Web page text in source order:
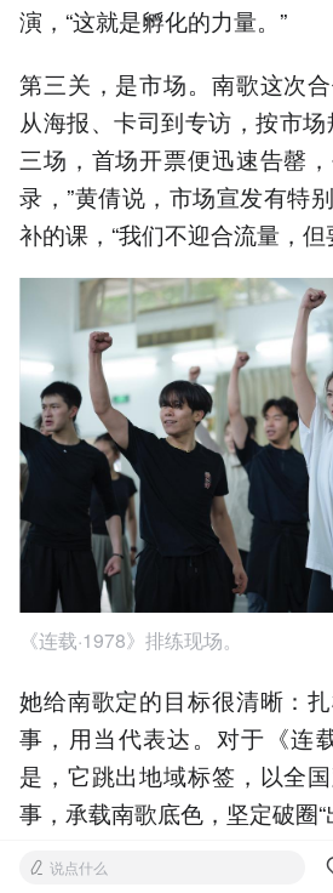
演，“这就是孵化的力量。”
第三关，是市场。南歌这次
从海报、卡司到专访，按市
三场，首场开票便迅速告罄
录，”黄倩说，市场宣发有特
补的课，“我们不迎合流量，但
《连载·1978》排练现场。
她给南歌定的目标很清晰：
事，用当代表达。对于《连
是，它跳出地域标签，以全
事，承载南歌底色，坚定破圈“
从新演艺空间《这里冬天
说点什么